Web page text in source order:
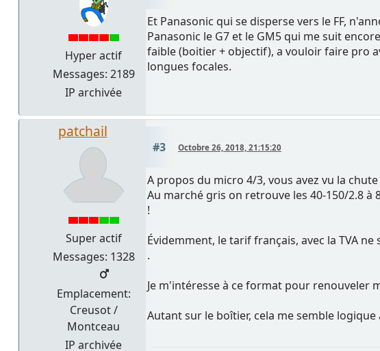
Hyper actif
Messages: 2189
IP archivée
Et Panasonic qui se disperse vers le FF,
Panasonic le G7 et le GM5 qui me suit
faible (boitier + objectif), a vouloir faire pro
longues focales.
patchail
Super actif
Messages: 1328
Emplacement:
Creusot /
Montceau
IP archivée
#3 Octobre 26, 2018, 21:15:20
A propos du micro 4/3, vous avez vu la
Au marché gris on retrouve les 40-150/2.8 à
!
Évidemment, le tarif français, avec la TVA
.
Je m'intéresse à ce format pour renouveler
Autant sur le boîtier, cela me semble